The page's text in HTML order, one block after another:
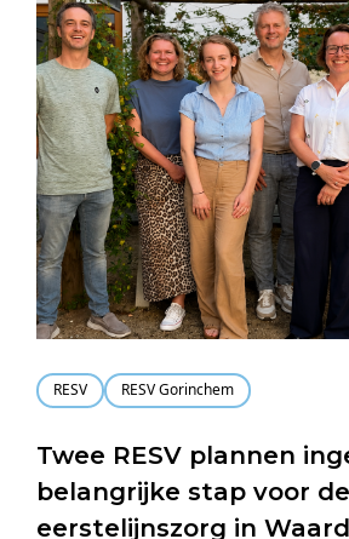
RESV RESV Gorinchem
Twee RESV plannen
belangrijke stap voor de
eerstelijnszorg in